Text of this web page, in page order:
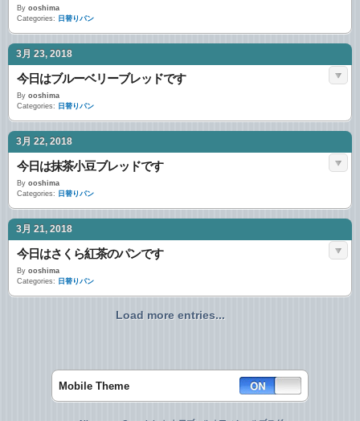
By ooshima
Categories: 日替りパン
3月 23, 2018
今日はブルーベリーブレッドです
By ooshima
Categories: 日替りパン
3月 22, 2018
今日は抹茶小豆ブレッドです
By ooshima
Categories: 日替りパン
3月 21, 2018
今日はさくら紅茶のパンです
By ooshima
Categories: 日替りパン
Load more entries...
Mobile Theme